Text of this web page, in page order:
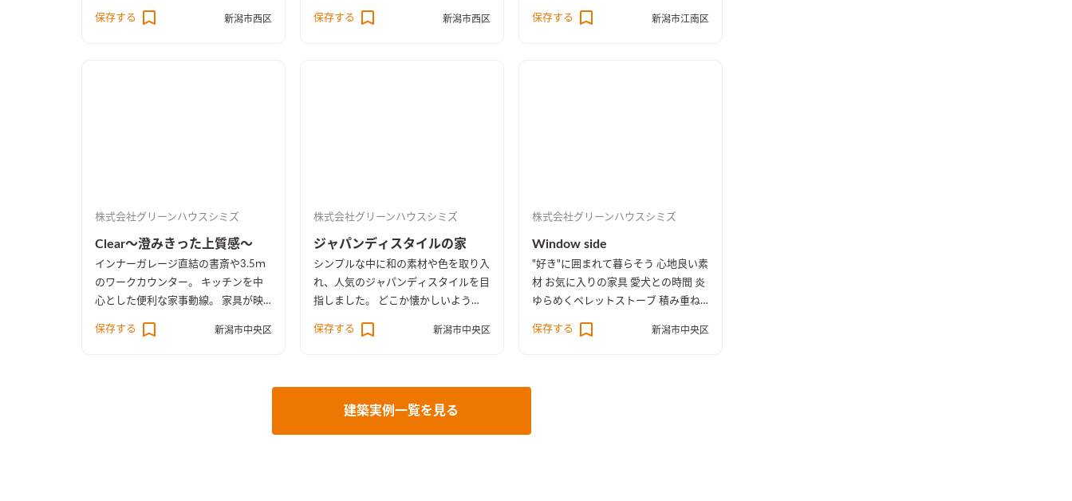
保存する 新潟市西区
プライベート空間。採光、通風も確保
されたその空間の使い方は自由。リビ
保存する 新潟市西区
ら暮らすプライベートデッキでは、テ
ーブルを移動させてBBQを楽しめる。
保存する 新潟市江南区
株式会社グリーンハウスシミズ
Clear～澄みきった上質感～
インナーガレージ直結の書斎や3.5ｍ
のワークカウンター。 キッチンを中
心とした便利な家事動線。 家具が映
空間です。
保存する 新潟市中央区
株式会社グリーンハウスシミズ
ジャパンディスタイルの家
シンプルな中に和の素材や色を取り入
れ、人気のジャパンディスタイルを目
指しました。 どこか懐かしいよう
保存する
新潟市中央区
株式会社グリーンハウスシミズ
Window side
"好き"に囲まれて暮らそう 心地良い素
材 お気に入りの家具 愛犬との時間 炎
ゆらめくペレットストーブ 積み重ね
保存する
新潟市中央区
建築実例一覧を見る